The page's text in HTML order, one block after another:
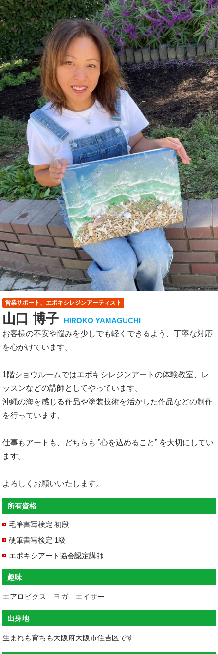
営業サポート、エポキシレジンアーティスト
山口 博子
HIROKO YAMAGUCHI
お客様の不安や悩みを少しでも軽くできるよう、丁寧な対応
を心がけています。
1階ショウルームではエポキシレジンアートの体験教室、レ
ッスンなどの講師としてやっています。
沖縄の海を感じる作品や塗装技術を活かした作品などの制作
を行っています。
仕事もアートも、どちらも ”心を込めること” を大切にしてい
ます。
よろしくお願いいたします。
所有資格
毛筆書写検定 初段
硬筆書写検定 1級
エポキシアート協会認定講師
趣味
エアロビクス ヨガ エイサー
出身地
生まれも育ちも大阪府大阪市住吉区です